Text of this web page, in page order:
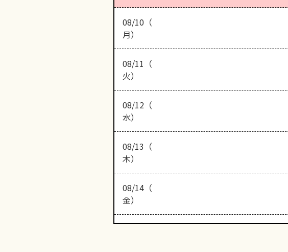
08/10（
月）
08/11（
火）
08/12（
水）
08/13（
木）
08/14（
金）